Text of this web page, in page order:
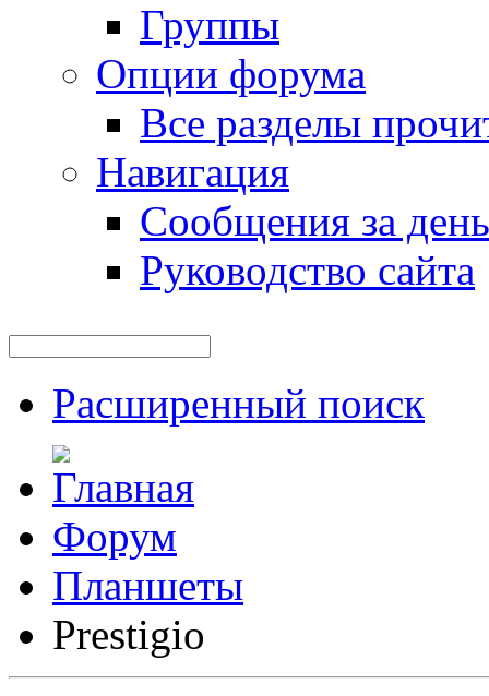
Группы
Опции форума
Все разделы
Навигация
Сообщения за день
Руководство сайта
Расширенный поиск
Форум
Планшеты
Prestigio